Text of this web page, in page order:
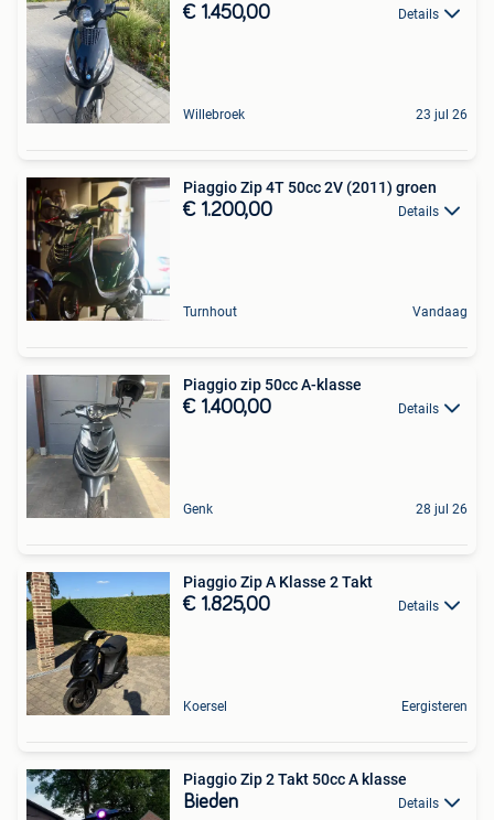
€ 1.450,00 Details
Willebroek 23 jul 26
Piaggio Zip 4T 50cc 2V (2011) groen
€ 1.200,00 Details
Turnhout Vandaag
Piaggio zip 50cc A-klasse
€ 1.400,00 Details
Genk 28 jul 26
Piaggio Zip A Klasse 2 Takt
€ 1.825,00 Details
Koersel Eergisteren
Piaggio Zip 2 Takt 50cc A klasse
Bieden Details